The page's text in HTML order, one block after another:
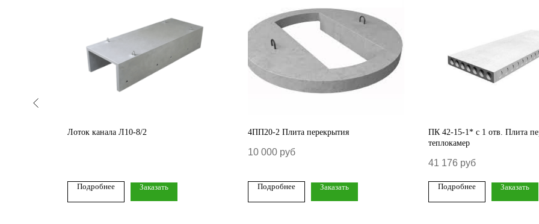
Лоток канала Л10-8/2
Подробнее Заказать
4ПП20-2 Плита перекрытия
10 000 руб
Подробнее Заказать
ПК 42-15-1* с 1 отв. Плита
теплокамер
41 176 руб
Подробнее Заказать